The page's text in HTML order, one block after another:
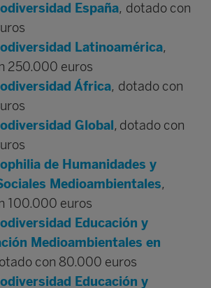
España, dotado con
Latinoamérica,
250.000 euros
África, dotado con
Global, dotado con
de Humanidades y
Medioambientales,
100.000 euros
Educación y
Medioambientales en
con 80.000 euros
Educación y